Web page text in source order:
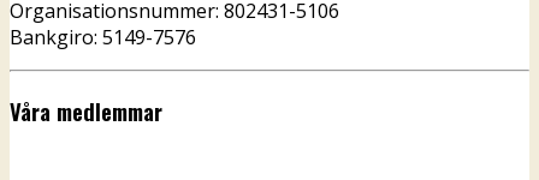
Organisationsnummer: 802431-5106
Bankgiro: 5149-7576
Våra medlemmar